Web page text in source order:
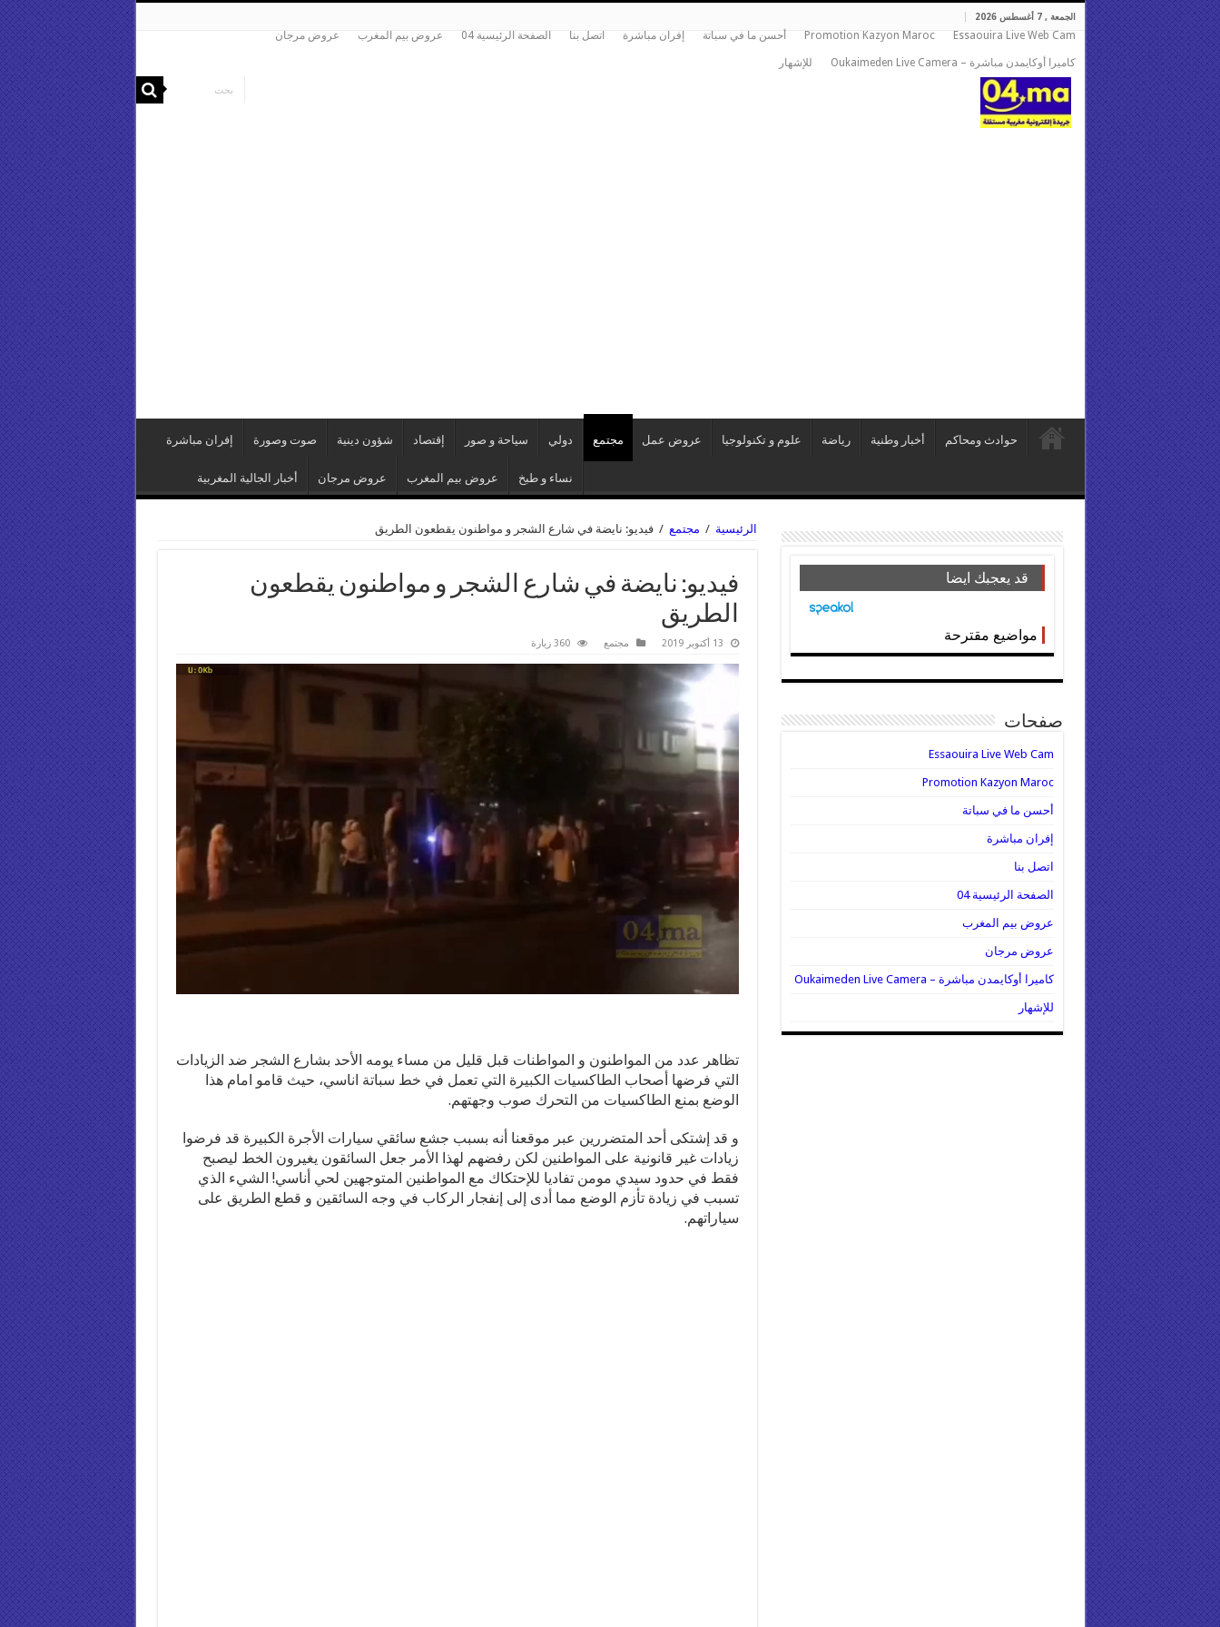
الجمعة , 7 أغسطس 2026
Essaouira Live Web Cam
Promotion Kazyon Maroc أحسن ما في سباتة إفران مباشرة اتصل بنا الصفحة الرئيسية 04 عروض بيم المغرب عروض مرجان
كاميرا أوكايمدن مباشرة – Oukaimeden Live Camera للإشهار
حوادث ومحاكم أخبار وطنية رياضة علوم و تكنولوجيا عروض عمل مجتمع دولي سياحة و صور إقتصاد شؤون دينية صوت وصورة إفران مباشرة
نساء و طبخ عروض بيم المغرب عروض مرجان أخبار الجالية المغربية
الرئيسية / مجتمع / فيديو: نايضة في شارع الشجر و مواطنون يقطعون الطريق
فيديو: نايضة في شارع الشجر و مواطنون يقطعون
الطريق
13 أكتوبر 2019 مجتمع 360 زيارة
تظاهر عدد من المواطنون و المواطنات قبل قليل من مساء يومه الأحد بشارع الشجر ضد الزيادات
التي فرضها أصحاب الطاكسيات الكبيرة التي تعمل في خط سباتة اناسي، حيث قامو امام هذا
الوضع بمنع الطاكسيات من التحرك صوب وجهتهم.
و قد إشتكى أحد المتضررين عبر موقعنا أنه بسبب جشع سائقي سيارات الأجرة الكبيرة قد فرضوا
زيادات غير قانونية على المواطنين لكن رفضهم لهذا الأمر جعل السائقون يغيرون الخط ليصبح
فقط في حدود سيدي مومن تفاديا للإحتكاك مع المواطنين المتوجهين لحي أناسي! الشيء الذي
تسبب في زيادة تأزم الوضع مما أدى إلى إنفجار الركاب في وجه السائقين و قطع الطريق على
سياراتهم.
قد يعجبك ايضا
مواضيع مقترحة
صفحات
Essaouira Live Web Cam
Promotion Kazyon Maroc
أحسن ما في سباتة
إفران مباشرة
اتصل بنا
الصفحة الرئيسية 04
عروض بيم المغرب
عروض مرجان
كاميرا أوكايمدن مباشرة – Oukaimeden Live Camera
للإشهار